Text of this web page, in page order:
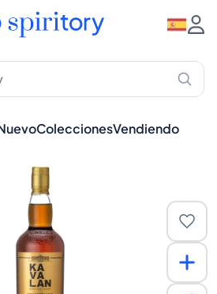
ColeccionesVendiendo